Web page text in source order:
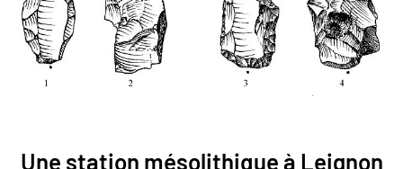
Une station mésolithique à Leignon